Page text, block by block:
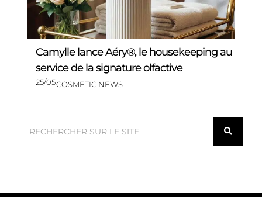
Camylle lance Aéry®, le housekeeping au
service de la signature olfactive
25/05COSMETIC NEWS